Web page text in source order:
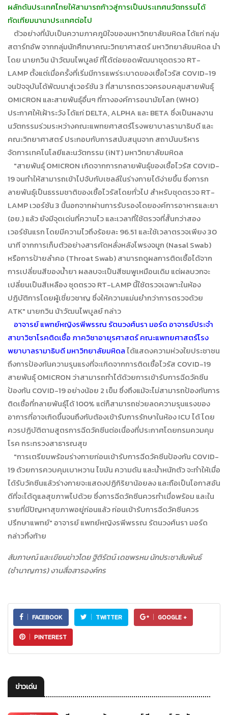
ผลักดันประเทศไทยให้สามารถก้าวสู่การเป็นประเทศนวัตกรรมได้
ทัดเทียมนานาประเทศต่อไป
ตัวอย่างที่นับเป็นความภาคภูมิใจของมหาวิทยาลัยมหิดล ได้แก่ กลุ่ม
สตาร์ทอัพ จากกลุ่มนักศึกษาคณะวิทยาศาสตร์ มหาวิทยาลัยมหิดล นำ
โดย นายกวิน น้าวัฒนไพบูลย์ ที่ได้ต่อยอดพัฒนาชุดตรวจ RT-
LAMP ตั้งแต่เมื่อครั้งที่เริ่มมีการแพร่ระบาดของเชื้อไวรัส COVID-19
จนปัจจุบันได้พัฒนาสู่เวอร์ชัน 3 ที่สามารถตรวจครอบคลุมสายพันธุ์
OMICRON และสายพันธุ์อื่นๆ ที่ทางองค์การอนามัยโลก (WHO)
ประกาศให้เฝ้าระวัง ได้แก่ DELTA, ALPHA และ BETA ซึ่งเป็นผลงาน
นวัตกรรมร่วมระหว่างคณะแพทยศาสตร์โรงพยาบาลรามาธิบดี และ
คณะวิทยาศาสตร์ ประกอบกับการสนับสนุนจาก สถาบันบริหาร
จัดการเทคโนโลยีและนวัตกรรม (iNT) มหาวิทยาลัยมหิดล
"สายพันธุ์ OMICRON เกิดจากการกลายพันธุ์ของเชื้อไวรัส COVID-
19 จนทำให้สามารถเข้าไปจับกับเซลล์ในร่างกายได้ง่ายขึ้น ซึ่งการก
ลายพันธุ์เป็นธรรมชาติของเชื้อไวรัสโดยทั่วไป สำหรับชุดตรวจ RT-
LAMP เวอร์ชัน 3 นี้นอกจากผ่านการรับรองโดยองค์การอาหารและยา
(อย.) แล้ว ยังมีจุดเด่นที่ความไว และเวลาที่ใช้ตรวจที่สั้นกว่าสอง
เวอร์ชันแรก โดยมีความไวถึงร้อยละ 96.51 และใช้เวลาตรวจเพียง 30
นาที จากการเก็บตัวอย่างสารคัดหลั่งหลังโพรงจมูก (Nasal Swab)
หรือการป้ายลำคอ (Throat Swab) สามารถดูผลการติดเชื้อได้จาก
การเปลี่ยนสีของน้ำยา ผลลบจะเป็นสีชมพูเหมือนเดิม แต่ผลบวกจะ
เปลี่ยนเป็นสีเหลือง ชุดตรวจ RT-LAMP นี้ใช้ตรวจเฉพาะในห้อง
ปฏิบัติการโดยผู้เชี่ยวชาญ ซึ่งให้ความแม่นยำกว่าการตรวจด้วย
ATK" นายกวิน น้าวัฒนไพบูลย์ กล่าว
อาจารย์ แพทย์หญิงรพีพรรณ รัตนวงศ์นรา มอร์ด อาจารย์ประจำ
สาขาวิชาโรคติดเชื้อ ภาควิชาอายุรศาสตร์ คณะแพทยศาสตร์โรง
พยาบาลรามาธิบดี มหาวิทยาลัยมหิดลได้แสดงความห่วงใยประชาชน
ถึงการป้องกันความรุนแรงที่จะเกิดจากการติดเชื้อไวรัส COVID-19
สายพันธุ์ OMICRON ว่าสามารถทำได้ด้วยการเข้ารับการฉีดวัคซีน
ป้องกัน COVID-19 อย่างน้อย 2 เข็ม ซึ่งถึงแม้จะไม่สามารถป้องกันการ
ติดเชื้อที่กลายพันธุ์ได้ 100% แต่ก็สามารถช่วยลดความรุนแรงของ
อาการที่อาจเกิดขึ้นจนถึงกับต้องเข้ารับการรักษาในห้อง ICU ได้ โดย
ควรปฏิบัติตามสูตรการฉีดวัคซีนต่อเนื่องที่ประกาศโดยกรมควมคุม
โรค กระทรวงสาธารณสุข
"การเตรียมพร้อมร่างกายก่อนเข้ารับการฉีดวัคซีนป้องกัน COVID-
19 ด้วยการควบคุมเบาหวาน ไขมัน ความดัน และน้ำหนักตัว จะทำให้เมื่อ
ได้รับวัคซีนแล้วร่างกายจะแสดงปฏิกิริยาน้อยลง และถือเป็นโอกาสอัน
ดีที่จะได้ดูแลสุขภาพไปด้วย ซึ่งการฉีดวัคซีนควรทำเมื่อพร้อม และใน
รายที่มีปัญหาสุขภาพอยู่ก่อนแล้ว ก่อนเข้ารับการฉีดวัคซีนควร
ปรึกษาแพทย์" อาจารย์ แพทย์หญิงรพีพรรณ รัตนวงศ์นรา มอร์ด
กล่าวทิ้งท้าย
สัมภาษณ์ และเขียนข่าวโดย ฐิติรัตน์ เดชพรหม นักประชาสัมพันธ์
(ชำนาญการ) งานสื่อสารองค์กร
FACEBOOK TWITTER GOOGLE +
PINTEREST
ข่าวเด่น